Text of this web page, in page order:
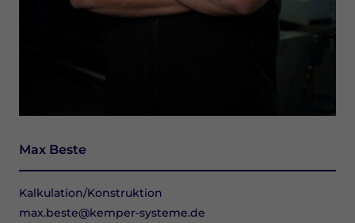
Max Beste
Kalkulation/Konstruktion
max.beste@kemper-systeme.de